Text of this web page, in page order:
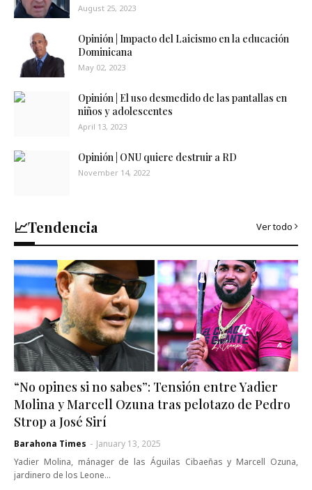
August 25, 2023
Opinión | Impacto del Laicismo en la educación
Dominicana
May 02, 2023
Opinión | El uso desmedido de las pantallas en
niños y adolescentes
April 13, 2023
Opinión | ONU quiere destruir a RD
November 14, 2022
📈Tendencia Ver todo
“No opines si no sabes”: Tensión entre Yadier
Molina y Marcell Ozuna tras pelotazo de Pedro
Strop a José Sirí
Barahona Times - January 13, 2025
Yadier Molina, mánager de las Águilas Cibaeñas y Marcell Ozuna,
jardinero de los Leone…